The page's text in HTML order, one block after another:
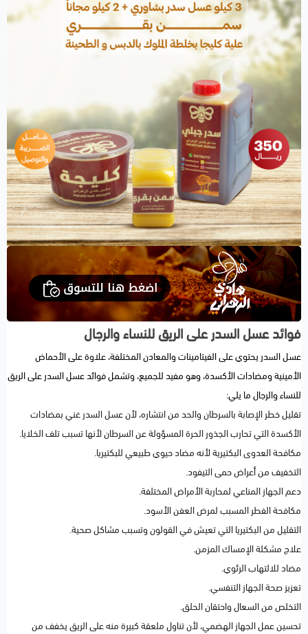
فوائد عسل السدر على الريق للنساء والرجال
عسل السدر يحتوي على الفيتامينات والمعادن المختلفة، علاوة على الأحماض
الأمينية ومضادات الأكسدة، وهو مفيد للجميع، وتشمل فوائد عسل السدر على الريق
للنساء والرجال ما يلي:
تقليل خطر الإصابة بالسرطان والحد من انتشاره، لأن عسل السدر غني بمضادات
الأكسدة التي تحارب الجذور الحرة المسؤولة عن السرطان لأنها تسبب تلف الخلايا.
مكافحة العدوى البكتيرية لأنه مضاد حيوي طبيعي للبكتيريا.
التخفيف من أعراض حمى التيفود.
دعم الجهاز المناعي لمحاربة الأمراض المختلفة.
مكافحة الفطر المسبب لمرض العفن الأسود.
التقليل من البكتيريا التي تعيش في القولون وتسبب مشاكل صحية.
علاج مشكلة الإمساك المزمن.
مضاد للالتهاب الرئوي.
تعزيز صحة الجهاز التنفسي.
التخلص من السعال واحتقان الحلق.
تحسين عمل الجهاز الهضمي، لأن تناول ملعقة كبيرة منه على الريق يخفف من